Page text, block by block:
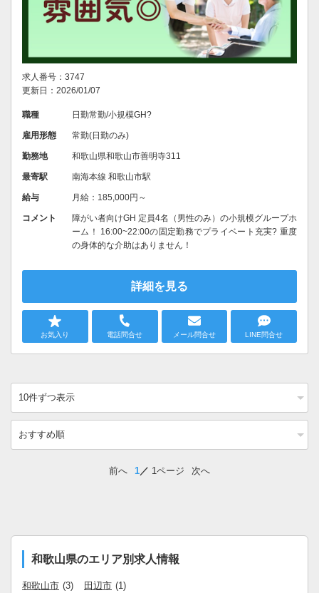
求人番号：3747
更新日：2026/01/07
職種 日勤常勤/小規模GH?
雇用形態 常勤(日勤のみ)
勤務地 和歌山県和歌山市善明寺311
最寄駅 南海本線 和歌山市駅
給与 月給：185,000円～
コメント
障がい者向けGH 定員4名（男性のみ）の小規模グループホ
ーム！ 16:00~22:00の固定勤務でプライベート充実? 重度
の身体的な介助はありません！
詳細を見る
お気入り 電話問合せ メール問合せ LINE問合せ
前へ 1 1ページ 次へ
和歌山県のエリア別求人情報
和歌山市 (3) 田辺市 (1)